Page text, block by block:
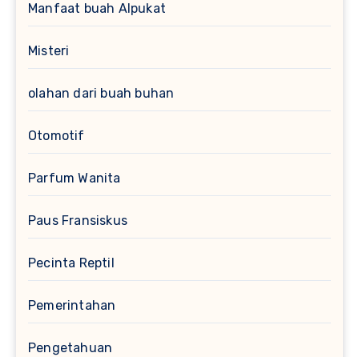
Manfaat buah Alpukat
Misteri
olahan dari buah buhan
Otomotif
Parfum Wanita
Paus Fransiskus
Pecinta Reptil
Pemerintahan
Pengetahuan